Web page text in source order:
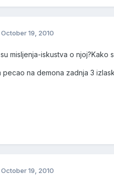
October 19, 2010
misljenja-iskustva o njoj?Kako
pecao na demona zadnja 3
October 19, 2010